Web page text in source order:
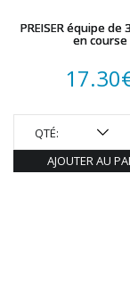
PREISER équipe de
en course
17.30
QTÉ:
AJOUTER AU